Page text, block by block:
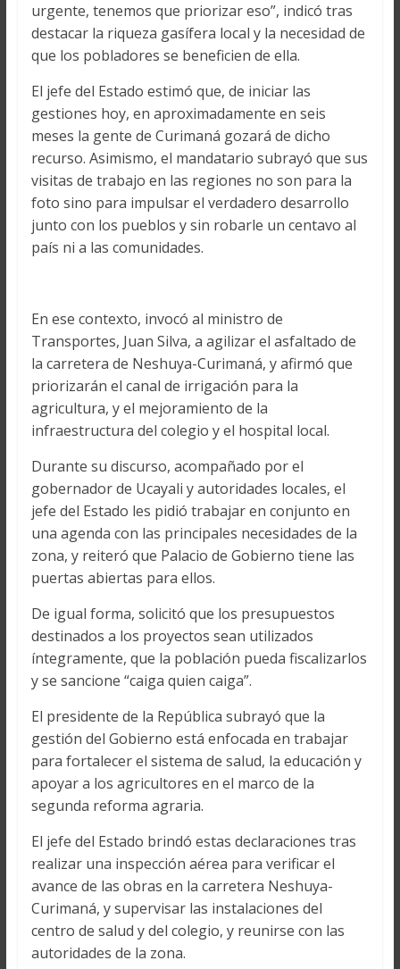
urgente, tenemos que priorizar eso”, indicó tras
destacar la riqueza gasífera local y la necesidad de
que los pobladores se beneficien de ella.
El jefe del Estado estimó que, de iniciar las
gestiones hoy, en aproximadamente en seis
meses la gente de Curimaná gozará de dicho
recurso. Asimismo, el mandatario subrayó que sus
visitas de trabajo en las regiones no son para la
foto sino para impulsar el verdadero desarrollo
junto con los pueblos y sin robarle un centavo al
país ni a las comunidades.
En ese contexto, invocó al ministro de
Transportes, Juan Silva, a agilizar el asfaltado de
la carretera de Neshuya-Curimaná, y afirmó que
priorizarán el canal de irrigación para la
agricultura, y el mejoramiento de la
infraestructura del colegio y el hospital local.
Durante su discurso, acompañado por el
gobernador de Ucayali y autoridades locales, el
jefe del Estado les pidió trabajar en conjunto en
una agenda con las principales necesidades de la
zona, y reiteró que Palacio de Gobierno tiene las
puertas abiertas para ellos.
De igual forma, solicitó que los presupuestos
destinados a los proyectos sean utilizados
íntegramente, que la población pueda fiscalizarlos
y se sancione “caiga quien caiga”.
El presidente de la República subrayó que la
gestión del Gobierno está enfocada en trabajar
para fortalecer el sistema de salud, la educación y
apoyar a los agricultores en el marco de la
segunda reforma agraria.
El jefe del Estado brindó estas declaraciones tras
realizar una inspección aérea para verificar el
avance de las obras en la carretera Neshuya-
Curimaná, y supervisar las instalaciones del
centro de salud y del colegio, y reunirse con las
autoridades de la zona.